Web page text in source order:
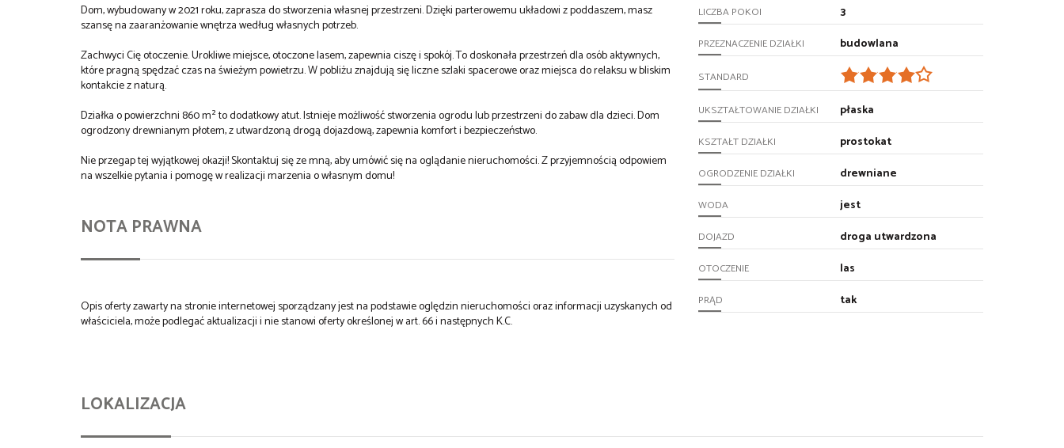
Dom, wybudowany w 2021 roku, zaprasza do stworzenia własnej przestrzeni. Dzięki parterowemu układowi z poddaszem, masz
szansę na zaaranżowanie wnętrza według własnych potrzeb.
Zachwyci Cię otoczenie. Urokliwe miejsce, otoczone lasem, zapewnia ciszę i spokój. To doskonała przestrzeń dla osób aktywnych,
które pragną spędzać czas na świeżym powietrzu. W pobliżu znajdują się liczne szlaki spacerowe oraz miejsca do relaksu w bliskim
kontakcie z naturą.
Działka o powierzchni 860 m² to dodatkowy atut. Istnieje możliwość stworzenia ogrodu lub przestrzeni do zabaw dla dzieci. Dom
ogrodzony drewnianym płotem, z utwardzoną drogą dojazdową, zapewnia komfort i bezpieczeństwo.
Nie przegap tej wyjątkowej okazji! Skontaktuj się ze mną, aby umówić się na oglądanie nieruchomości. Z przyjemnością odpowiem
na wszelkie pytania i pomogę w realizacji marzenia o własnym domu!
NOTA PRAWNA
Opis oferty zawarty na stronie internetowej sporządzany jest na podstawie oględzin nieruchomości oraz informacji uzyskanych od
właściciela, może podlegać aktualizacji i nie stanowi oferty określonej w art. 66 i następnych K.C.
LICZBA POKOI 3
PRZEZNACZENIE DZIAŁKI budowlana
STANDARD
UKSZTAŁTOWANIE DZIAŁKI płaska
KSZTAŁT DZIAŁKI prostokat
OGRODZENIE DZIAŁKI drewniane
WODA jest
DOJAZD droga utwardzona
OTOCZENIE las
PRĄD tak
LOKALIZACJA